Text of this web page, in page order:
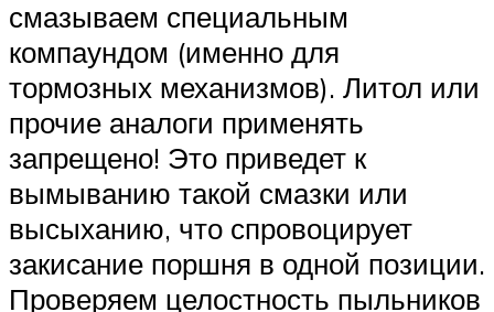
смазываем специальным
компаундом (именно для
тормозных механизмов). Литол или
прочие аналоги применять
запрещено! Это приведет к
вымыванию такой смазки или
высыханию, что спровоцирует
закисание поршня в одной позиции.
Проверяем целостность пыльников